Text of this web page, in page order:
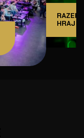
RAZER
HRAJ